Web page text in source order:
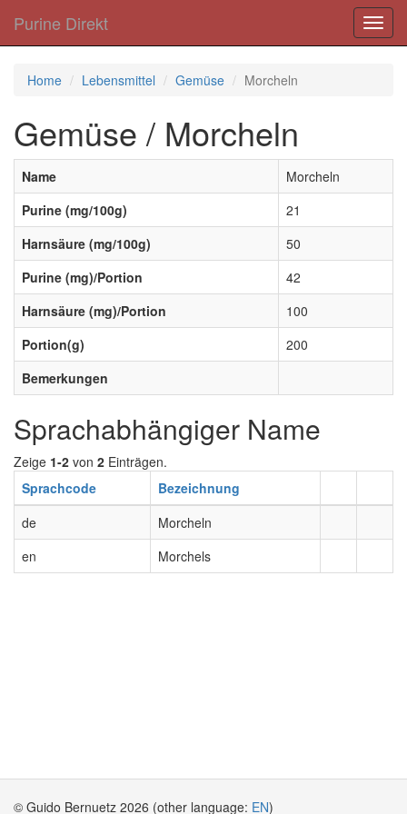
Purine Direkt
Home Lebensmittel Gemüse Morcheln
Gemüse / Morcheln
Name
Morcheln
Purine (mg/100g)
21
Harnsäure (mg/100g)
50
Purine (mg)/Portion
42
Harnsäure (mg)/Portion
100
Portion(g)
200
Bemerkungen
Sprachabhängiger Name
Zeige 1-2 von 2 Einträgen.
Sprachcode
Bezeichnung
de
Morcheln
en
Morchels
© Guido Bernuetz 2026 (other language: EN)